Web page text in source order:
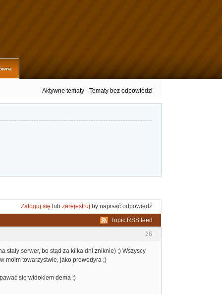
Aktywne tematy Tematy bez odpowiedzi
Zaloguj się lub zarejestruj by napisać odpowiedź
Topic RSS feed
26
stały serwer, bo stąd za kilka dni zniknie) ;) Wszyscy
moim towarzystwie, jako prowodyra ;)
się widokiem dema ;)